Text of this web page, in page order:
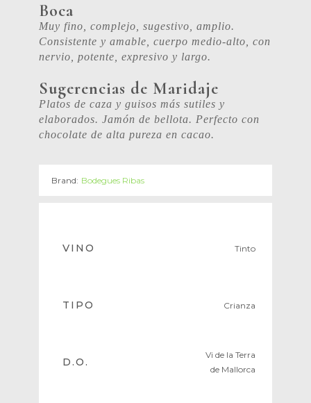
Boca
Muy fino, complejo, sugestivo, amplio.
Consistente y amable, cuerpo medio-alto, con
nervio, potente, expresivo y largo.
Sugerencias de Maridaje
Platos de caza y guisos más sutiles y
elaborados. Jamón de bellota. Perfecto con
chocolate de alta pureza en cacao.
Brand: Bodegues Ribas
VINO Tinto
TIPO Crianza
D.O.
Vi de la Terra
de Mallorca